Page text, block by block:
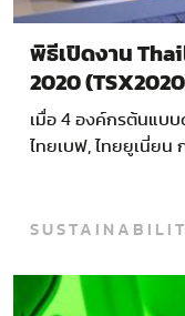
พิธีเปิดงาน
2020
เมื่อ 4 องค์กรต้นแบบ
ไทยเบฟ, ไทยยูเนี่ยน ก